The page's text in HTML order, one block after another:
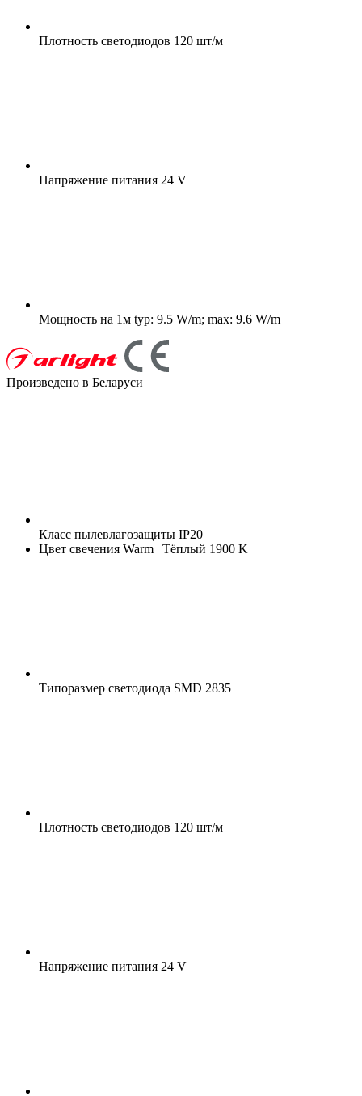
Плотность светодиодов 120 шт/м
Напряжение питания 24 V
Мощность на 1м typ: 9.5 W/m; max: 9.6 W/m
Произведено в Беларуси
Класс пылевлагозащиты IP20
Цвет свечения Warm | Тёплый 1900 K
Типоразмер светодиода SMD 2835
Плотность светодиодов 120 шт/м
Напряжение питания 24 V